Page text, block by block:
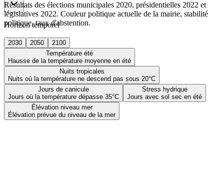
Horizon temporel
2030 2050
2100
Température été
Hausse de la température moyenne en été
Nuits tropicales
Nuits où la température ne descend pas sous 20°C
Jours de canicule
Jours où la température dépasse 35°C
Stress hydrique
Jours avec sol sec en été
Élévation niveau mer
Élévation prévue du niveau de la mer
Résultats des élections municipales 2020, présidentielles 2022 et
législatives 2022. Couleur politique actuelle de la mairie, stabilité
politique, taux d'abstention.